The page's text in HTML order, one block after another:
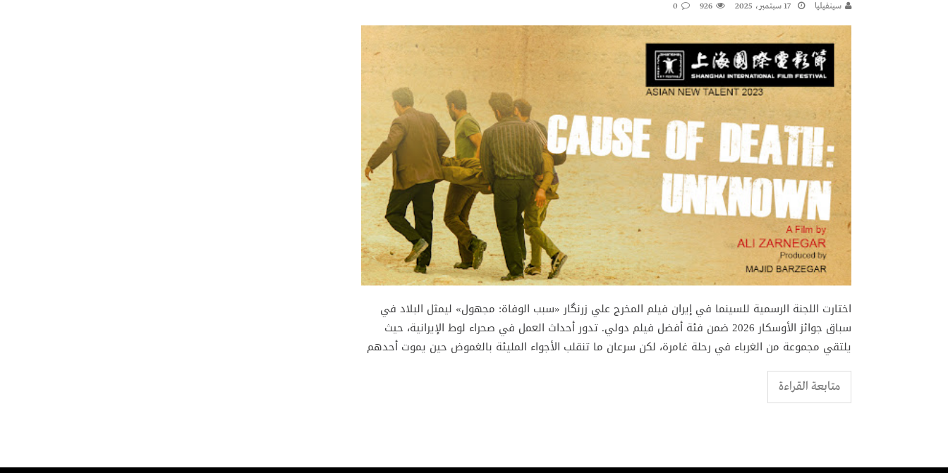
سينفيليا 17 سبتمبر، 2025 926
0
اختارت اللجنة الرسمية للسينما في إيران فيلم المخرج علي زرنگار «سبب الوفاة: مجهول» ليمثل البلاد في
سباق جوائز الأوسكار 2026 ضمن فئة أفضل فيلم دولي. تدور أحداث العمل في صحراء لوط الإيرانية، حيث
يلتقي مجموعة من الغرباء في رحلة غامرة، لكن سرعان ما تنقلب الأجواء المليئة بالغموض حين يموت أحدهم
متابعة القراءة